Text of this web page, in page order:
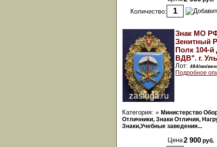
Количество:
Знак МО
Зенитный
Полк 104-й
ВДВ". г.
Лот: 484/мо/
Подробное
Категория: » Министерство
Отличники, Знаки Отличия,
Знаки,Учебные заведения...
Цена2 900 руб.